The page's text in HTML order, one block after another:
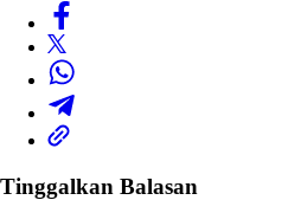
Tinggalkan Balasan